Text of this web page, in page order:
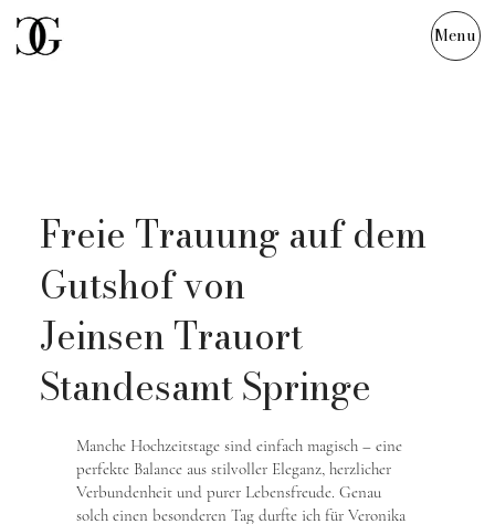
Menu
Freie Trauung auf dem
Gutshof von
Jeinsen Trauort
Standesamt Springe
Manche Hochzeitstage sind einfach magisch – eine
perfekte Balance aus stilvoller Eleganz, herzlicher
Verbundenheit und purer Lebensfreude. Genau
solch einen besonderen Tag durfte ich für Veronika